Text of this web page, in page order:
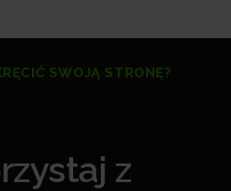
SWOJĄ STRONĘ?
z